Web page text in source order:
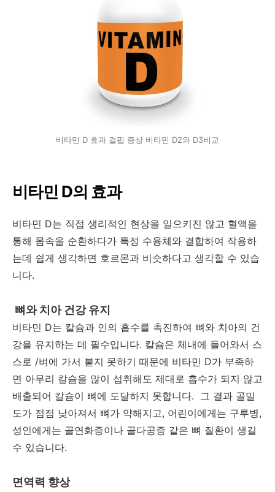
비타민 D 효과 결핍 증상 비타민 D2와 D3비교
비타민 D의 효과
비타민 D는 직접 생리적인 현상을 일으키진 않고 혈액을
통해 몸속을 순환하다가 특정 수용체와 결합하여 작용하
는데 쉽게 생각하면 호르몬과 비슷하다고 생각할 수 있습
니다.
뼈와 치아 건강 유지
비타민 D는 칼슘과 인의 흡수를 촉진하여 뼈와 치아의 건
강을 유지하는 데 필수입니다. 칼슘은 체내에 들어와서 스
스로 /벼에 가서 붙지 못하기 때문에 비타민 D가 부족하
면 아무리 칼슘을 많이 섭취해도 제대로 흡수가 되지 않고
배출되어 칼슘이 뼈에 도달하지 못합니다. 그 결과 골밀
도가 점점 낮아져서 뼈가 약해지고, 어린이에게는 구루병,
성인에게는 골연화증이나 골다공증 같은 뼈 질환이 생길
수 있습니다.
면역력 향상